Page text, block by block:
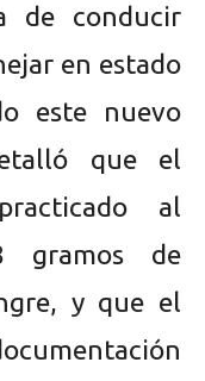
de conducir
en estado
este nuevo
que el
al
gramos de
y que el